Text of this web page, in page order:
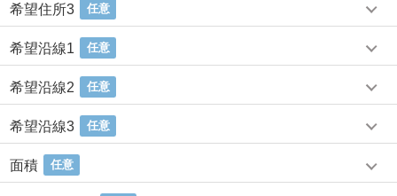
希望住所3 任意
希望沿線1 任意
希望沿線2 任意
希望沿線3 任意
面積 任意